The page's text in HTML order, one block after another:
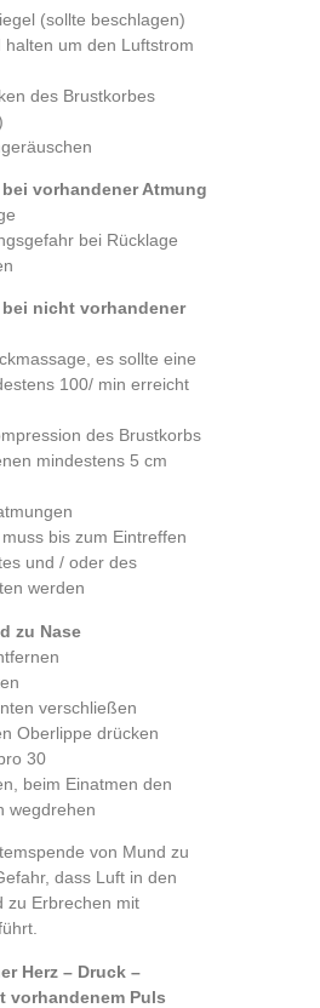
(sollte beschlagen)
um den Luftstrom
des Brustkorbes
vorhandener Atmung
bei Rücklage
nicht vorhandener
es sollte eine
100/ min erreicht
des Brustkorbs
mindestens 5 cm
bis zum Eintreffen
und / oder des
werden
zu Nase
verschließen
Oberlippe drücken
30
beim Einatmen den
wegdrehen
von Mund zu
dass Luft in den
zu Erbrechen mit
Herz – Druck –
vorhandenem Puls